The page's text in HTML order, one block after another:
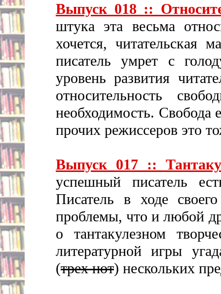
Выпуск 018 ::
штука эта весьма
хочется, читательская
писатель умрет с
уровень развития
относительность
необходимость. Свобода
прочих режиссеров это
Выпуск 017 ::
успешный писатель
Писатель в ходе
проблемы, что и любой
о тантакулезном
литературной игры
(трех нот) нескольких